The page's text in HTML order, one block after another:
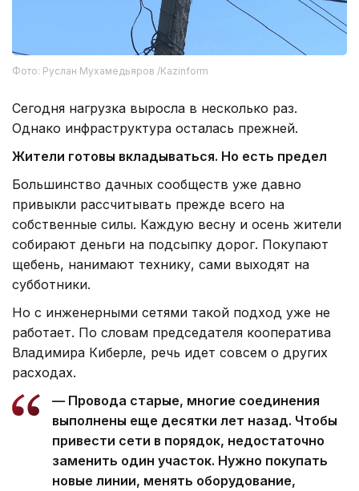
Фото: Руслан Мухамедьяров /Kazinform
Сегодня нагрузка выросла в несколько раз.
Однако инфраструктура осталась прежней.
Жители готовы вкладываться. Но есть предел
Большинство дачных сообществ уже давно
привыкли рассчитывать прежде всего на
собственные силы. Каждую весну и осень жители
собирают деньги на подсыпку дорог. Покупают
щебень, нанимают технику, сами выходят на
субботники.
Но с инженерными сетями такой подход уже не
работает. По словам председателя кооператива
Владимира Киберле, речь идет совсем о других
расходах.
— Провода старые, многие соединения
выполнены еще десятки лет назад. Чтобы
привести сети в порядок, недостаточно
заменить один участок. Нужно покупать
новые линии, менять оборудование,